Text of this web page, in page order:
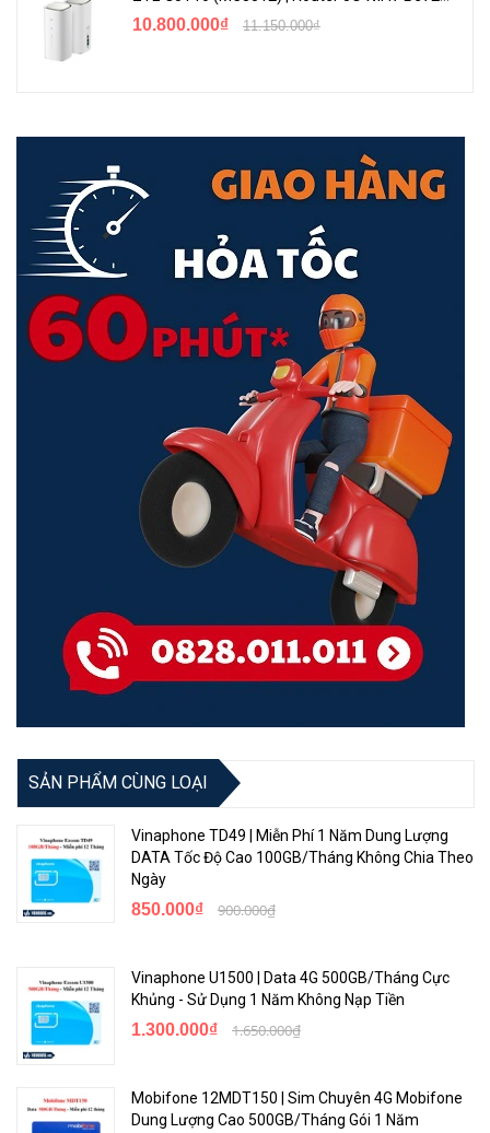
10.800.000₫ 11.150.000₫
SẢN PHẨM CÙNG LOẠI
Vinaphone TD49 | Miễn Phí 1 Năm Dung Lượng
DATA Tốc Độ Cao 100GB/Tháng Không Chia Theo
Ngày
850.000₫ 900.000₫
Vinaphone U1500 | Data 4G 500GB/Tháng Cực
Khủng - Sử Dụng 1 Năm Không Nạp Tiền
1.300.000₫ 1.650.000₫
Mobifone 12MDT150 | Sim Chuyên 4G Mobifone
Dung Lượng Cao 500GB/Tháng Gói 1 Năm